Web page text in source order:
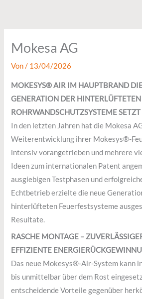
Mokesa AG
Von/ 13/04/2026
MOKESYS® AIR IM HAUPTBRAND
GENERATION DER HINTERLÜFTETEN
ROHRWANDSCHUTZSYSTEME
In den letzten Jahren hat die Mokesa
Weiterentwicklung ihrer Mokesys®-
intensiv vorangetrieben und mehrere
Ideen zum internationalen Patent
ausgiebigen Testphasen und
Echtbetrieb erzielte die neue
hinterlüfteten Feuerfestsysteme
Resultate.
RASCHE MONTAGE –
EFFIZIENTE
Das neue Mokesys®-Air-System kann
bis unmittelbar über dem Rost
entscheidende Vorteile gegenüber